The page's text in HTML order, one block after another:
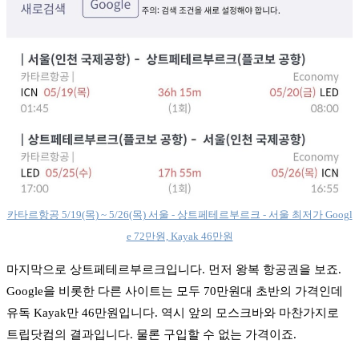
카타르항공 5/19(목) ~ 5/26(목) 서울 - 상트페테르부르크 - 서울 최저가 Googl
e 72만원, Kayak 46만원
마지막으로 상트페테르부르크입니다. 먼저 왕복 항공권을 보죠.
Google을 비롯한 다른 사이트는 모두 70만원대 초반의 가격인데
유독 Kayak만 46만원입니다. 역시 앞의 모스크바와 마찬가지로
트립닷컴의 결과입니다. 물론 구입할 수 없는 가격이죠.